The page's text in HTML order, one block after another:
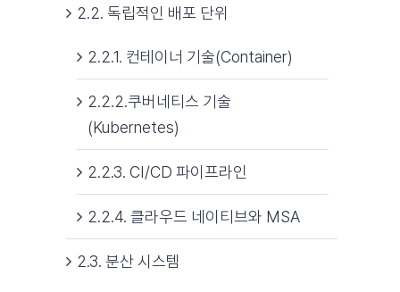
2.2. 독립적인 배포 단위
2.2.1. 컨테이너 기술(Container)
2.2.2.쿠버네티스 기술
(Kubernetes)
2.2.3. CI/CD 파이프라인
2.2.4. 클라우드 네이티브와 MSA
2.3. 분산 시스템